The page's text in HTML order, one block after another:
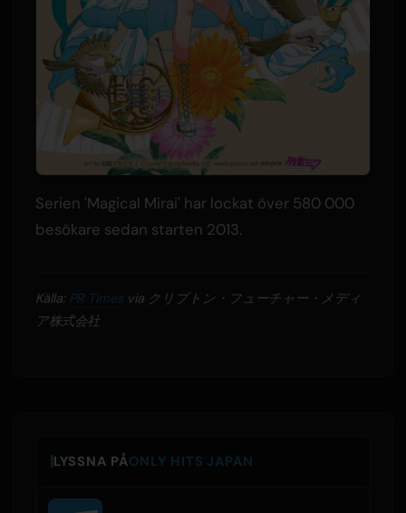
Serien 'Magical Mirai' har lockat över 580 000
besökare sedan starten 2013.
Källa: PR Timesvia クリプトン・フューチャー・メディ
ア株式会社
LYSSNA PÅONLY HITS JAPAN